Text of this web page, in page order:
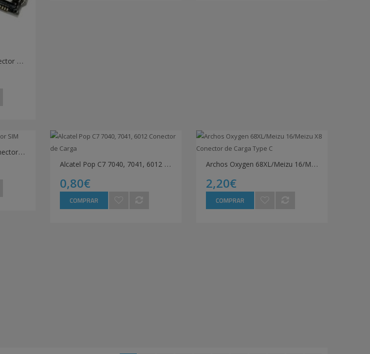
A
lcatel 3X 2019 5048Y Conector de Carga Type C
A
lcatel Idol Ultra 6033X Conector SIM
A
lcatel Pop C7 7040, 7041, 6012 Conector de Carga
0,80€
COMPRAR
A
rchos Oxygen 68XL/Meizu 16/Meizu X8 Conector de Carga Type C
2,20€
COMPRAR